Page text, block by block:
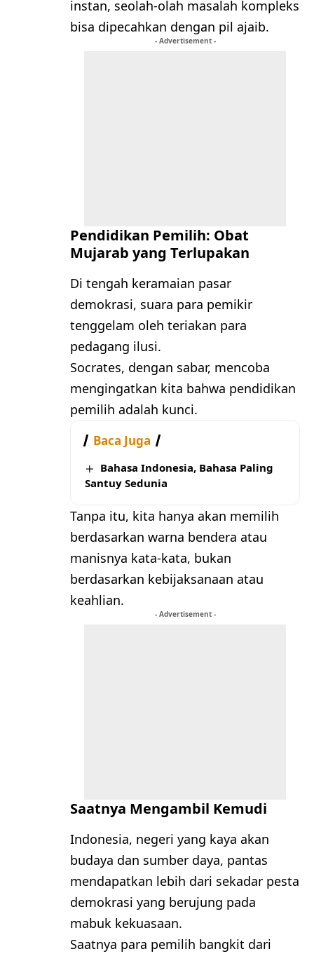
instan, seolah-olah masalah kompleks
bisa dipecahkan dengan pil ajaib.
- Advertisement -
Pendidikan Pemilih: Obat
Mujarab yang Terlupakan
Di tengah keramaian pasar
demokrasi, suara para pemikir
tenggelam oleh teriakan para
pedagang ilusi.
Socrates, dengan sabar, mencoba
mengingatkan kita bahwa pendidikan
pemilih adalah kunci.
Baca Juga
Bahasa Indonesia, Bahasa Paling
Santuy Sedunia
Tanpa itu, kita hanya akan memilih
berdasarkan warna bendera atau
manisnya kata-kata, bukan
berdasarkan kebijaksanaan atau
keahlian.
- Advertisement -
Saatnya Mengambil Kemudi
Indonesia, negeri yang kaya akan
budaya dan sumber daya, pantas
mendapatkan lebih dari sekadar pesta
demokrasi yang berujung pada
mabuk kekuasaan.
Saatnya para pemilih bangkit dari